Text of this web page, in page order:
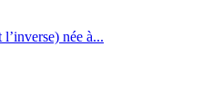
née à...